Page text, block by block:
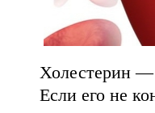
Холестерин —
Если его не